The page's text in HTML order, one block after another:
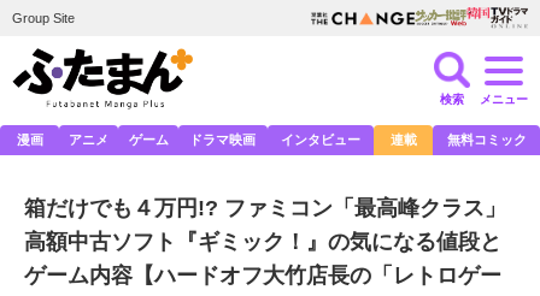
Group Site
検索 メニュー
漫画 アニメ ゲーム ドラマ映画 インタビュー 連載 無料コミック
箱だけでも４万円!? ファミコン「最高峰クラス」
高額中古ソフト『ギミック！』の気になる値段と
ゲーム内容【ハードオフ大竹店長の「レトロゲー